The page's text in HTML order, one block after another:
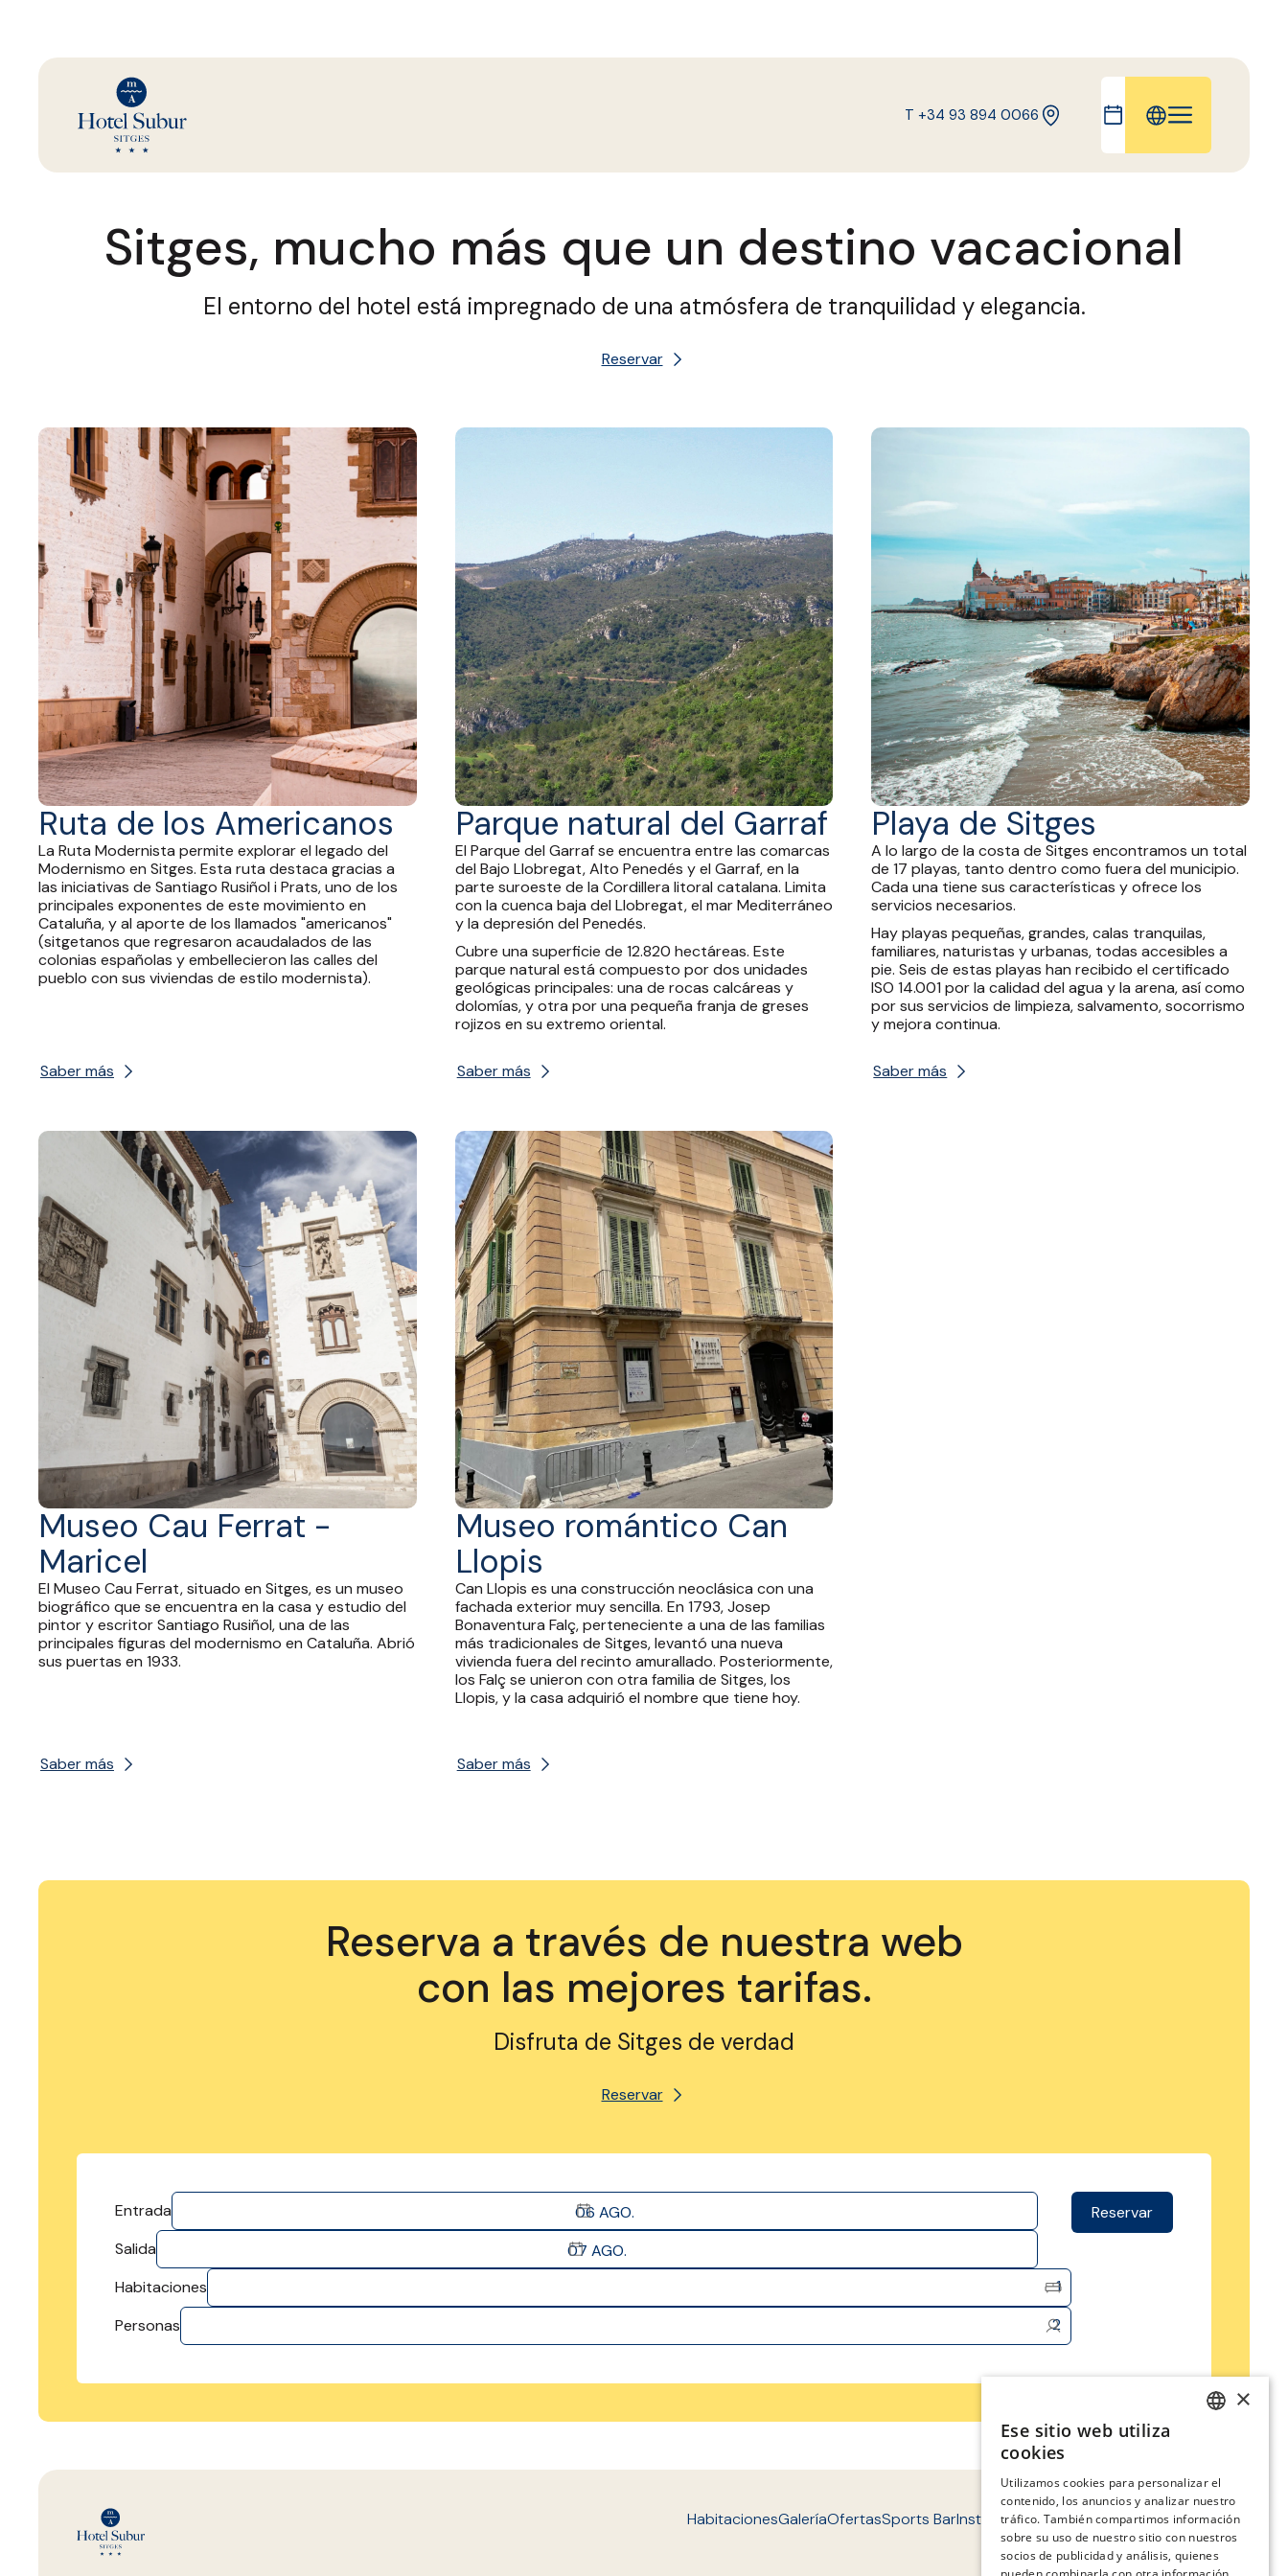
T +34 93 894 0066
DE
Sitges, mucho más que un destino vacacional
El entorno del hotel está impregnado de una atmósfera de tranquilidad y elegancia.
Reservar
Ruta de los Americanos
La Ruta Modernista permite explorar el legado del
Modernismo en Sitges. Esta ruta destaca gracias a
las iniciativas de Santiago Rusiñol i Prats, uno de los
principales exponentes de este movimiento en
Cataluña, y al aporte de los llamados "americanos"
(sitgetanos que regresaron acaudalados de las
colonias españolas y embellecieron las calles del
pueblo con sus viviendas de estilo modernista).
Saber más
Parque natural del Garraf
El Parque del Garraf se encuentra entre las comarcas
del Bajo Llobregat, Alto Penedés y el Garraf, en la
parte suroeste de la Cordillera litoral catalana. Limita
con la cuenca baja del Llobregat, el mar Mediterráneo
y la depresión del Penedés.
Cubre una superficie de 12.820 hectáreas. Este
parque natural está compuesto por dos unidades
geológicas principales: una de rocas calcáreas y
dolomías, y otra por una pequeña franja de greses
rojizos en su extremo oriental.
Saber más
Playa de Sitges
A lo largo de la costa de Sitges encontramos un total
de 17 playas, tanto dentro como fuera del municipio.
Cada una tiene sus características y ofrece los
servicios necesarios.
Hay playas pequeñas, grandes, calas tranquilas,
familiares, naturistas y urbanas, todas accesibles a
pie. Seis de estas playas han recibido el certificado
ISO 14.001 por la calidad del agua y la arena, así como
por sus servicios de limpieza, salvamento, socorrismo
y mejora continua.
Saber más
Museo Cau Ferrat -
Maricel
El Museo Cau Ferrat, situado en Sitges, es un museo
biográfico que se encuentra en la casa y estudio del
pintor y escritor Santiago Rusiñol, una de las
principales figuras del modernismo en Cataluña. Abrió
sus puertas en 1933.
Saber más
Museo romántico Can
Llopis
Can Llopis es una construcción neoclásica con una
fachada exterior muy sencilla. En 1793, Josep
Bonaventura Falç, perteneciente a una de las familias
más tradicionales de Sitges, levantó una nueva
vivienda fuera del recinto amurallado. Posteriormente,
los Falç se unieron con otra familia de Sitges, los
Llopis, y la casa adquirió el nombre que tiene hoy.
Saber más
Reserva a través de nuestra web
con las mejores tarifas.
Disfruta de Sitges de verdad
Reservar
Entrada 06 AGO.
Salida
07 AGO.
Habitaciones
1
Personas
2
Reservar
HabitacionesGaleríaOfertasSports BarInstalacionesEntornoContacto FAQ'S
CATALAN
GERMAN
FRENCH
×
Ese sitio web utiliza
cookies
Utilizamos cookies para personalizar el
contenido, los anuncios y analizar nuestro
tráfico. También compartimos información
sobre su uso de nuestro sitio con nuestros
socios de publicidad y análisis, quienes